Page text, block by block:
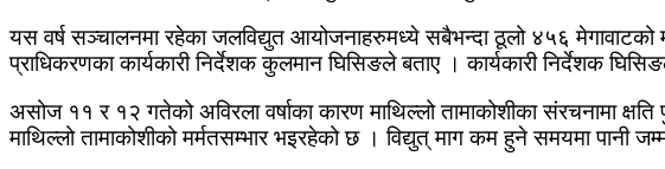
यस वर्ष सञ्चालनमा रहेका जलविद्युत आयोजनाहरुमध्ये सबैभन्दा ठूलो ४५६ मेगावाटको
प्राधिकरणका कार्यकारी निर्देशक कुलमान घिसिङले बताए । कार्यकारी निर्देशक
असोज ११ र १२ गतेको अविरला वर्षाका कारण माथिल्लो तामाकोशीका संरचनामा
माथिल्लो तामाकोशीको मर्मतसम्भार भइरहेको छ । विद्युत् माग कम हुने समयमा पानी